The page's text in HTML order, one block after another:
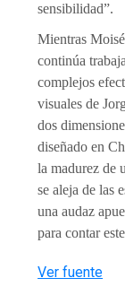
sensibilidad”.
Mientras
continúa
complejos
visuales de
dos
diseñado en
la madurez de
se aleja de las
una audaz
para contar
Ver fuente